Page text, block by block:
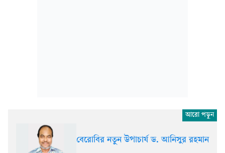
বেরোবির নতুন উপাচার্য ড. আনিসুর রহমান